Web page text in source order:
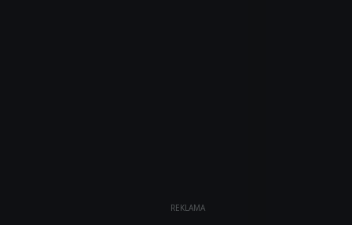
REKLAMA